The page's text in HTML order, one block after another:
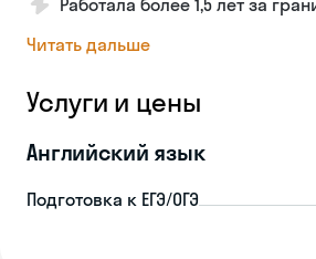
Работала более 1,5 лет за
Читать дальше
Услуги и цены
Английский язык
Подготовка к ЕГЭ/ОГЭ